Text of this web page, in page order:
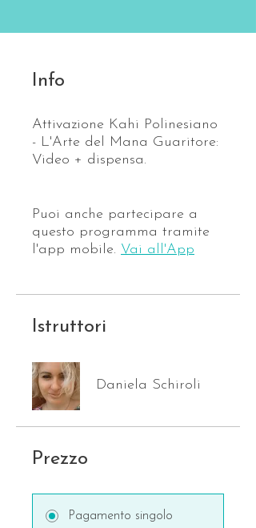
Info
Attivazione Kahi Polinesiano
- L'Arte del Mana Guaritore:
Video + dispensa.
Puoi anche partecipare a
questo programma tramite
l'app mobile. Vai all'App
Istruttori
Daniela Schiroli
Prezzo
Pagamento singolo